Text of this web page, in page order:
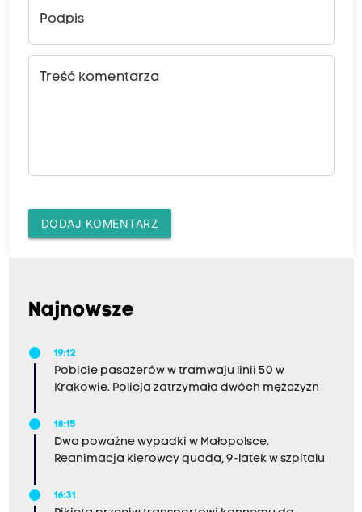
Podpis
Treść komentarza
DODAJ KOMENTARZ
Najnowsze
19:12
Pobicie pasażerów w tramwaju linii 50 w
Krakowie. Policja zatrzymała dwóch mężczyzn
18:15
Dwa poważne wypadki w Małopolsce.
Reanimacja kierowcy quada, 9-latek w szpitalu
16:31